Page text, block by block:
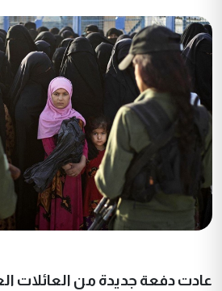
عادت دفعة جديدة من العائلات